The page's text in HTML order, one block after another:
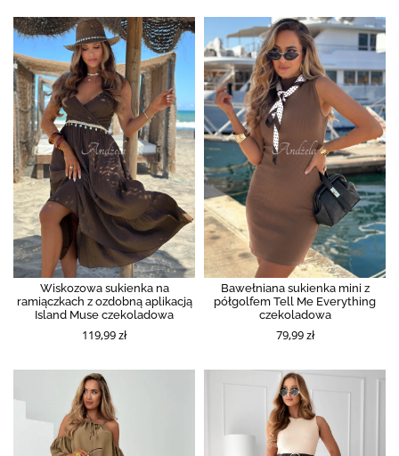
Wiskozowa sukienka na
ramiączkach z ozdobną aplikacją
Island Muse czekoladowa
119,99 zł
Bawełniana sukienka mini z
półgolfem Tell Me Everything
czekoladowa
79,99 zł